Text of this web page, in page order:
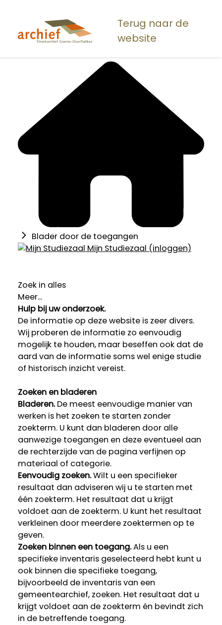
naar
Terug naar de
website
Blader door de toegangen
Mijn Studiezaal (inloggen)
Zoek in alles
Meer...
Hulp bij uw onderzoek.
De informatie op deze website is zeer divers.
Wij proberen de informatie zo eenvoudig
mogelijk te houden, maar beseffen ook dat de
aard van de informatie soms wel enige studie
of historisch inzicht vereist.
Zoeken en bladeren
Bladeren.De meest eenvoudige manier van
werken is het zoeken te starten zonder
zoekterm. U kunt dan bladeren door alle
aanwezige toegangen en deze eventueel aan
de rechterzijde van de pagina verfijnen op
materiaal of categorie.
Eenvoudig zoeken.Wilt u een specifieker
resultaat dan adviseren wij u te starten met
één zoekterm. Het resultaat dat u krijgt
voldoet aan de zoekterm. U kunt het resultaat
verkleinen door meerdere zoektermen op te
geven.
Zoeken binnen een toegang.Als u een
specifieke inventaris geselecteerd hebt kunt u
ook binnen die specifieke toegang,
bijvoorbeeld de inventaris van een
gemeentearchief, zoeken. Het resultaat dat u
krijgt voldoet aan de zoekterm én bevindt zich
in de betreffende toegang.